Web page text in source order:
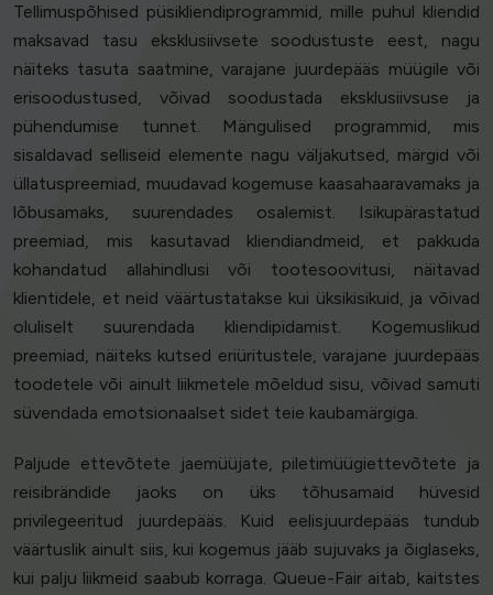
Tellimuspõhised püsikliendiprogrammid, mille puhul kliendid
maksavad tasu eksklusiivsete soodustuste eest, nagu
näiteks tasuta saatmine, varajane juurdepääs müügile või
erisoodustused, võivad soodustada eksklusiivsuse ja
pühendumise tunnet. Mängulised programmid, mis
sisaldavad selliseid elemente nagu väljakutsed, märgid või
üllatuspreemiad, muudavad kogemuse kaasahaaravamaks ja
lõbusamaks, suurendades osalemist. Isikupärastatud
preemiad, mis kasutavad kliendiandmeid, et pakkuda
kohandatud allahindlusi või tootesoovitusi, näitavad
klientidele, et neid väärtustatakse kui üksikisikuid, ja võivad
oluliselt suurendada kliendipidamist. Kogemuslikud
preemiad, näiteks kutsed eriüritustele, varajane juurdepääs
toodetele või ainult liikmetele mõeldud sisu, võivad samuti
süvendada emotsionaalset sidet teie kaubamärgiga.
Paljude ettevõtete jaemüüjate, piletimüügiettevõtete ja
reisibrändide jaoks on üks tõhusamaid hüvesid
privilegeeritud juurdepääs. Kuid eelisjuurdepääs tundub
väärtuslik ainult siis, kui kogemus jääb sujuvaks ja õiglaseks,
kui palju liikmeid saabub korraga. Queue-Fair aitab, kaitstes